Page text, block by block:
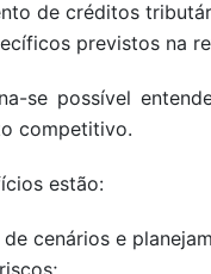
de créditos
previstos na
se possível
competitivo.
estão:
cenários e